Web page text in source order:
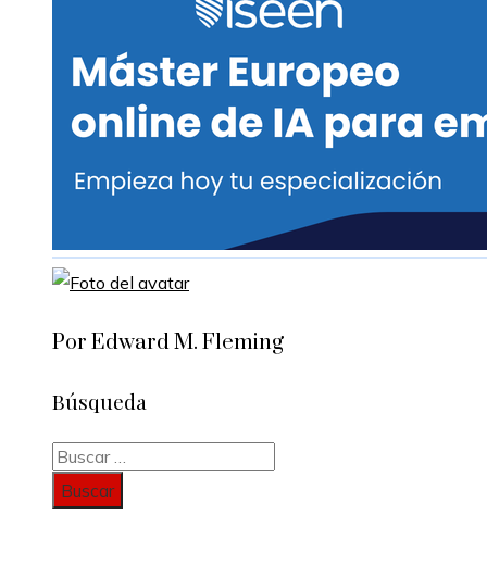
Por Edward M. Fleming
Búsqueda
Buscar: